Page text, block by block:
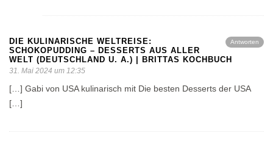
Antworten
DIE KULINARISCHE WELTREISE:
SCHOKOPUDDING – DESSERTS AUS ALLER
WELT (DEUTSCHLAND U. A.) | BRITTAS KOCHBUCH
31. Mai 2024 um 12:35
[…] Gabi von USA kulinarisch mit Die besten Desserts der USA
[…]